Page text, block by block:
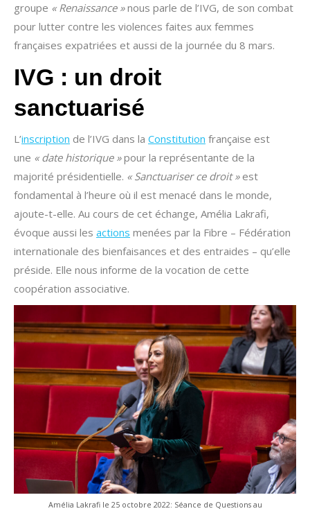
groupe « Renaissance »nous parle de l’IVG, de son combat
pour lutter contre les violences faites aux femmes
françaises expatriées et aussi de la journée du 8 mars.
IVG : un droit
sanctuarisé
L’inscription de l’IVG dans la Constitution française est
une « date historique »pour la représentante de la
majorité présidentielle. « Sanctuariser ce droit »est
fondamental à l’heure où il est menacé dans le monde,
ajoute-t-elle. Au cours de cet échange, Amélia Lakrafi,
évoque aussi les actions menées par la Fibre – Fédération
internationale des bienfaisances et des entraides – qu’elle
préside. Elle nous informe de la vocation de cette
coopération associative.
Amélia Lakrafi le 25 octobre 2022: Séance de Questions au